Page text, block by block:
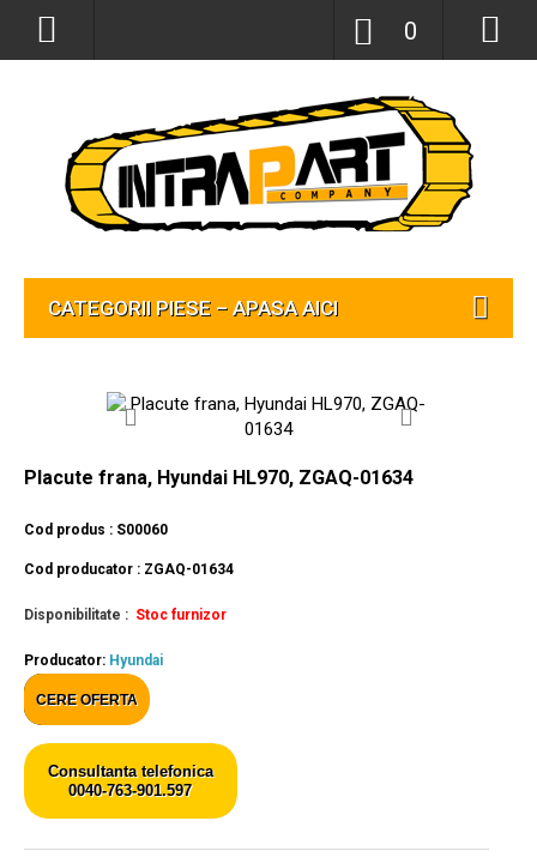
0
CATEGORII PIESE – APASA AICI
Placute frana, Hyundai HL970, ZGAQ-01634
Cod produs : S00060
Cod producator : ZGAQ-01634
Disponibilitate : Stoc furnizor
Producator: Hyundai
CERE OFERTA
Consultanta telefonica
0040-763-901.597